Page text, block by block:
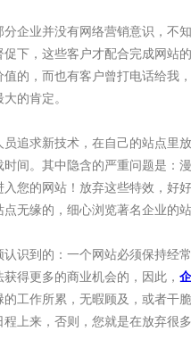
业并没有网络营销意识，不知
下，这些客户才配合完成网站
的，而也有客户曾打电话给我
的肯定。
求新技术，在自己的站点里
间。其中隐含的严重问题是：
您的网站！放弃这些特效，好
无缘的，细心浏览著名企业的
到的：一个网站必须保持经
得更多的商业机会的，因此，
工作所累，无暇顾及，或者干
上来，否则，您就是在放弃很